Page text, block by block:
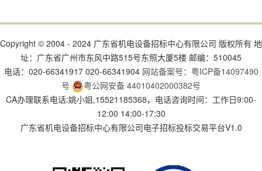
Copyright © 2004 - 2024 广东省机电设备招标中心有限公司 版权所有 地
址：广东省广州市东风中路515号东照大厦5楼 邮编：510045
电话：020-66341917 020-66341904 网站备案号：粤ICP备14097490
号
粤公网安备 44010402000382号
CA办理联系电话:姚小姐,15521185368，电话咨询时间：工作日9:00-
12:00 14:00-17:30
广东省机电设备招标中心有限公司电子招标投标交易平台V1.0